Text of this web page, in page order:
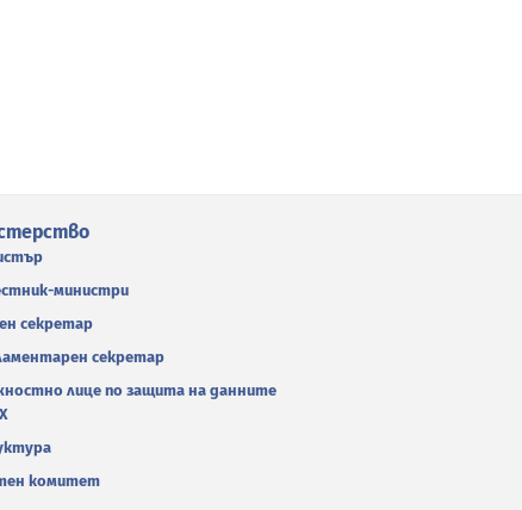
министри
секретар
секретар
лице по защита на данните
комитет